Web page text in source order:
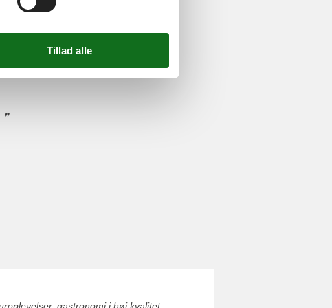
gastronomi i høj kvalitet,